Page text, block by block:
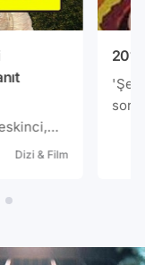
Dizi & Film